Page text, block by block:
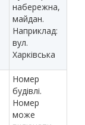
набережна,
майдан.
Наприклад:
вул.
Харківська
Номер
будівлі.
Номер
може